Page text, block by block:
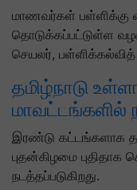
மாணவர்கள் பள்ளிக்கு
தொடுக்கப்பட்டுள்ள
செயலர்,
தமிழ்நாடு
மாவட்டங்களில்
இரண்டு கட்டங்களாக
புதன்கிழமை புதிதாக
நடத்தப்படுகிறது.